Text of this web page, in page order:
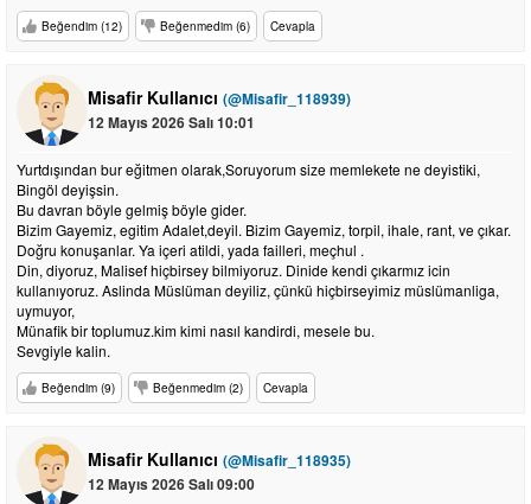
Beğendim (12) Beğenmedim (6) Cevapla
Misafir Kullanıcı (@Misafir_118939)
12 Mayıs 2026 Salı 10:01
Yurtdışından bur eğitmen olarak,Soruyorum size memlekete ne deyistiki,
Bingöl deyişsin.
Bu davran böyle gelmiş böyle gider.
Bizim Gayemiz, egitim Adalet,deyil. Bizim Gayemiz, torpil, ihale, rant, ve çıkar.
Doğru konuşanlar. Ya içeri atildi, yada failleri, meçhul .
Din, diyoruz, Malisef hiçbirsey bilmiyoruz. Dinide kendi çıkarmız icin
kullanıyoruz. Aslinda Müslüman deyiliz, çünkü hiçbirseyimiz müslümanliga,
uymuyor,
Münafik bir toplumuz.kim kimi nasıl kandirdi, mesele bu.
Sevgiyle kalin.
Beğendim (9) Beğenmedim (2) Cevapla
Misafir Kullanıcı (@Misafir_118935)
12 Mayıs 2026 Salı 09:00